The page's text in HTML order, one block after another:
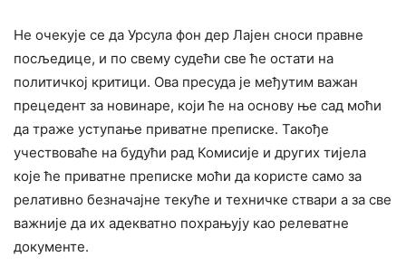
Не очекује се да Урсула фон дер Лајен сноси правне
посљедице, и по свему судећи све ће остати на
политичкој критици. Ова пресуда је међутим важан
прецедент за новинаре, који ће на основу ње сад моћи
да траже уступање приватне преписке. Такође
учествоваће на будући рад Комисије и других тијела
које ће приватне преписке моћи да користе само за
релативно безначајне текуће и техничке ствари а за све
важније да их адекватно похрањују као релеватне
документе.